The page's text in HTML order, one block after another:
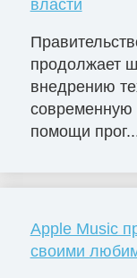
власти
продолжает
внедрению
современную
помощи
Apple Music
своими